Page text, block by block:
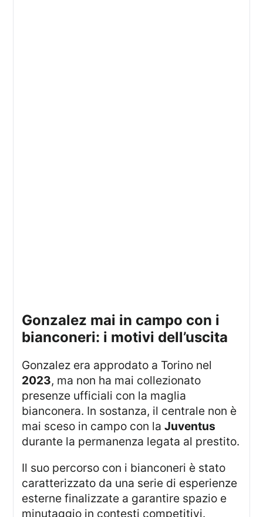
gonzalez mai in campo con i
bianconeri: i motivi dell’uscita
Gonzalez era approdato a Torino nel
2023, ma non ha mai collezionato
presenze ufficiali con la maglia
bianconera. In sostanza, il centrale non è
mai sceso in campo con laJuventus
durante la permanenza legata al prestito.
Il suo percorso con i bianconeri è stato
caratterizzato da una serie di esperienze
esterne finalizzate a garantire spazio e
minutaggio in contesti competitivi.